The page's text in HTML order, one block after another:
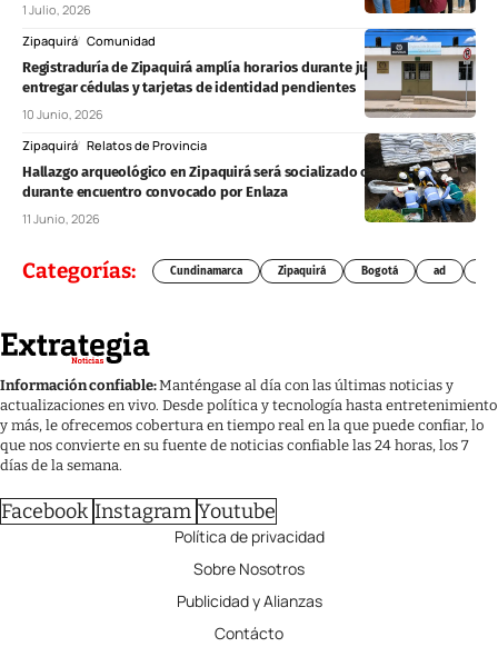
1 Julio, 2026
Zipaquirá Comunidad
Registraduría de Zipaquirá amplía horarios durante junio para
entregar cédulas y tarjetas de identidad pendientes
10 Junio, 2026
Zipaquirá Relatos de Provincia
Hallazgo arqueológico en Zipaquirá será socializado con la comunidad
durante encuentro convocado por Enlaza
11 Junio, 2026
Categorías: Cundinamarca Zipaquirá Bogotá ad
Información confiable:Manténgase al día con las últimas noticias y
actualizaciones en vivo. Desde política y tecnología hasta entretenimiento
y más, le ofrecemos cobertura en tiempo real en la que puede confiar, lo
que nos convierte en su fuente de noticias confiable las 24 horas, los 7
días de la semana.
Facebook Instagram Youtube
Política de privacidad
Sobre Nosotros
Publicidad y Alianzas
Contácto